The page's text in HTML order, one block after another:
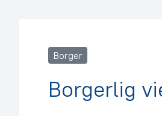
Borger
Borgerlig